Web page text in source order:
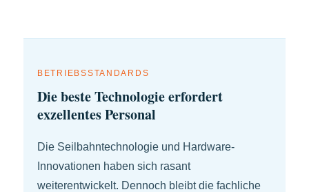
BETRIEBSSTANDARDS
Die beste Technologie erfordert
exzellentes Personal
Die Seilbahntechnologie und Hardware-
Innovationen haben sich rasant
weiterentwickelt. Dennoch bleibt die fachliche